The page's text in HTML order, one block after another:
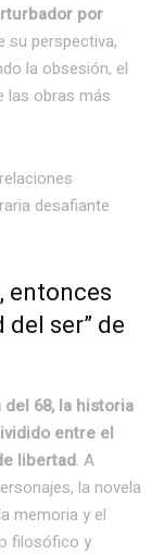
por
su perspectiva,
la obsesión, el
las obras más
desafiante
entonces
del ser” de
68, la historia
entre el
libertad. A
la novela
memoria y el
filosófico y